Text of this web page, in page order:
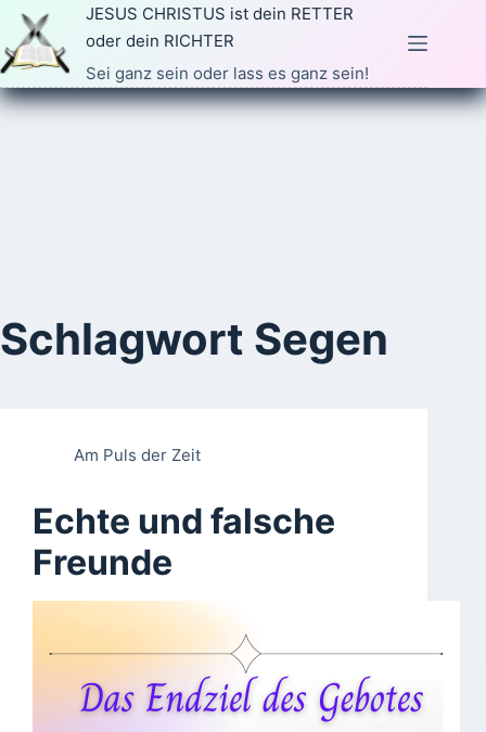
Zum
Inhalt
springen
JESUS CHRISTUS ist dein RETTER
oder dein RICHTER
Sei ganz sein oder lass es ganz sein!
Schlagwort Segen
Am Puls der Zeit
Echte und falsche
Freunde